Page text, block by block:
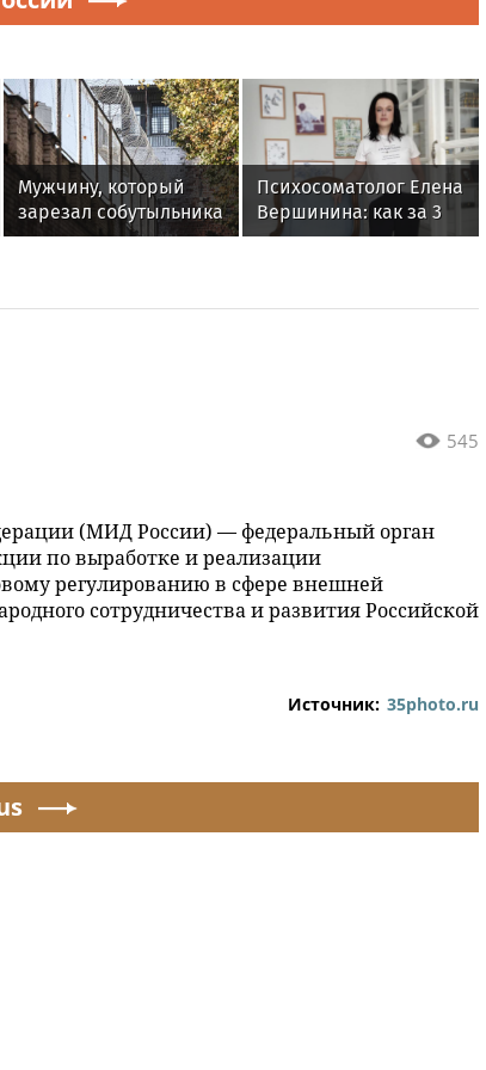
Мужчину, который
зарезал собутыльника
в Солнечногорске,
Психосоматолог Елена
Вершинина: как за 3
минуты вернуть себе
545
(МИД России) — федеральный орган
по выработке и реализации
регулированию в сфере внешней
сотрудничества и развития Российской
Источник: 35photo.ru